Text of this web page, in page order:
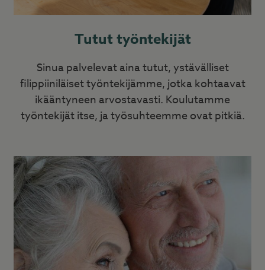
Tutut työntekijät
Sinua palvelevat aina tutut, ystävälliset
filippiiniläiset työntekijämme, jotka kohtaavat
ikääntyneen arvostavasti. Koulutamme
työntekijät itse, ja työsuhteemme ovat pitkiä.